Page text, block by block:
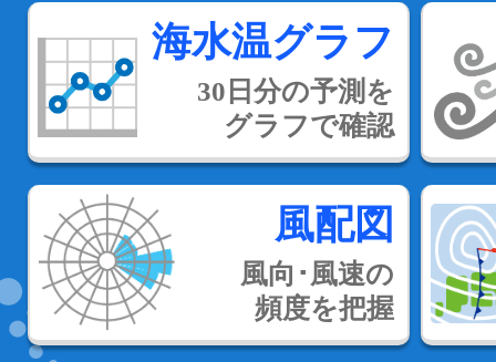
海水温グラフ
30日分の予測を
グラフで確認
風配図
風向･風速の
頻度を把握